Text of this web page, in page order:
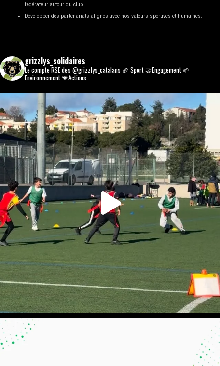
fédérateur autour du club.
Développer des partenariats alignés avec nos valeurs sportives et humaines.
grizzlys_solidaires
Le compte RSE des @grizzlys_catalans 🏈 Sport🤝Engagement🌱
Environnement💗Actions